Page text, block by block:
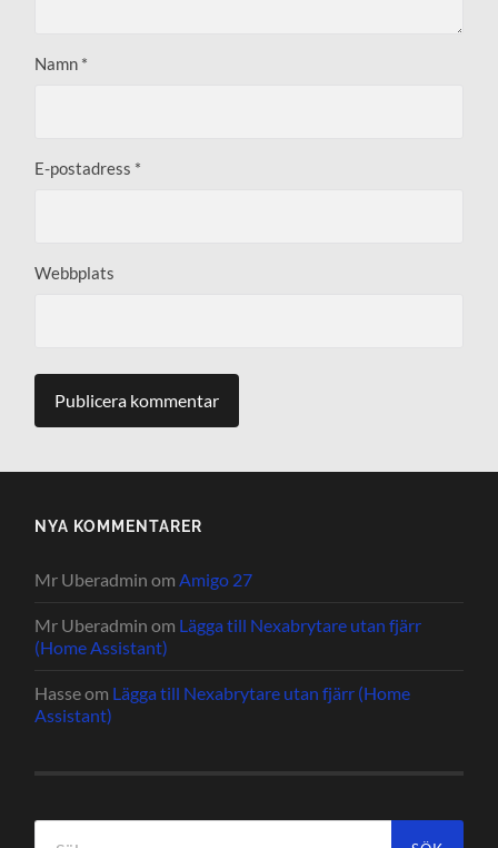
Namn *
E-postadress *
Webbplats
NYA KOMMENTARER
Mr Uberadmin om Amigo 27
Mr Uberadmin om Lägga till Nexabrytare utan fjärr
(Home Assistant)
Hasseom Lägga till Nexabrytare utan fjärr (Home
Assistant)